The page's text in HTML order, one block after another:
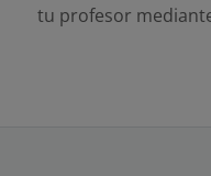
tu profesor